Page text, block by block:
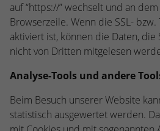
auf “https://” wechselt und an
Browserzeile. Wenn die SSL- bzw.
aktiviert ist, können die Daten,
nicht von Dritten mitgelesen
Analyse-Tools und andere
Beim Besuch unserer Website
statistisch ausgewertet werden.